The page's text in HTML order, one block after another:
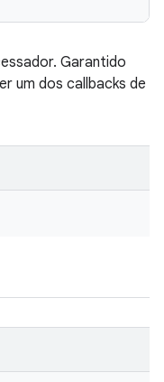
Garantido
um dos callbacks de